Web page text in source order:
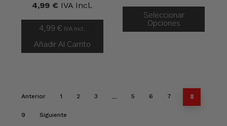
4,99 € IVA Incl.
4,99 € IVA Incl.
Añadir Al Carrito
Seleccionar
Opciones
Anterior 1 2 3 … 5 6 7 8
9 Siguiente